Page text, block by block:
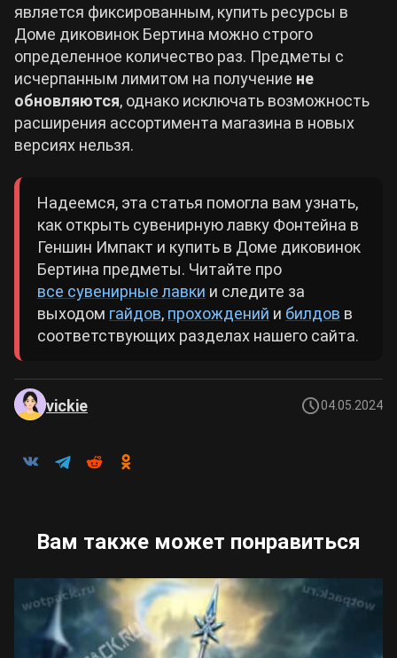
является фиксированным, купить ресурсы в
Доме диковинок Бертина можно строго
определенное количество раз. Предметы с
исчерпанным лимитом на получение не
обновляются, однако исключать возможность
расширения ассортимента магазина в новых
версиях нельзя.
Надеемся, эта статья помогла вам узнать,
как открыть сувенирную лавку Фонтейна в
Геншин Импакт и купить в Доме диковинок
Бертина предметы. Читайте про
все сувенирные лавки и следите за
выходом гайдов, прохождений и билдов в
соответствующих разделах нашего сайта.
vickie 04.05.2024
Вам также может понравиться